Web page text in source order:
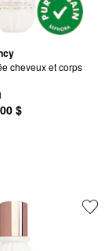
cheveux et corps
$